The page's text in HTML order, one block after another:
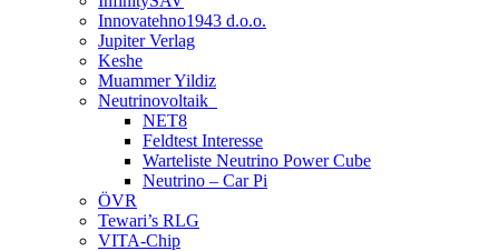
Innovatehno1943 d.o.o.
Jupiter Verlag
Keshe
Muammer Yildiz
Neutrinovoltaik
NET8
Feldtest Interesse
Warteliste Neutrino Power Cube
Neutrino – Car Pi
ÖVR
Tewari’s RLG
VITA-Chip